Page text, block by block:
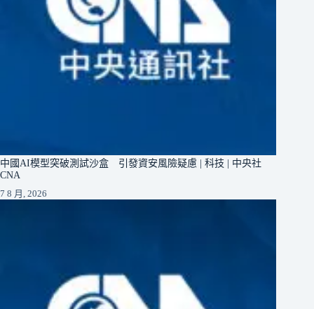
中國AI模型突破測試沙盒 引發資安風險疑慮 | 科技 | 中央社
CNA
7 8 月, 2026